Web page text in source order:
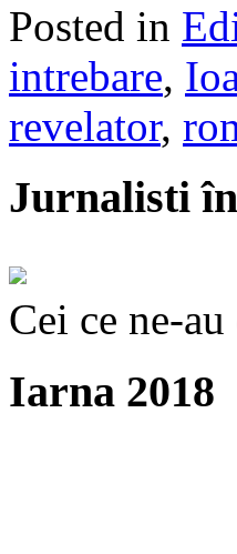
Posted in
intrebare,
revelator,
Jurnalisti
Cei ce ne-
Iarna 2018